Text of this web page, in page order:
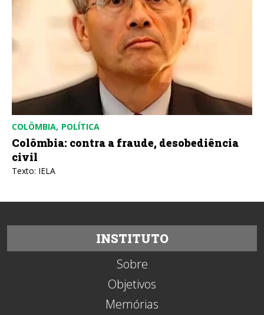
COLÔMBIA POLÍTICA
Colômbia: contra a fraude, desobediência
civil
Texto: IELA
INSTITUTO
Sobre
Objetivos
Memórias